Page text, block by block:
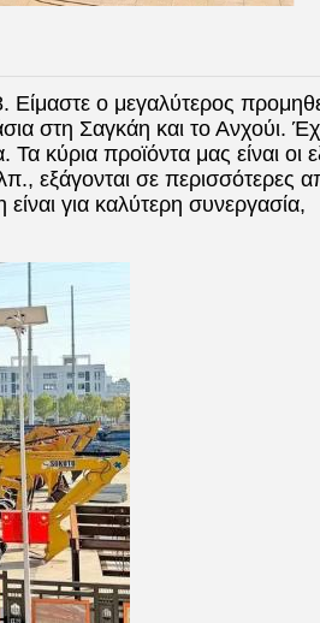
ο μεγαλύτερος
στη Σαγκάη και το Ανχούι.
κύρια προϊόντα μας είναι οι
εξάγονται σε περισσότερες
για καλύτερη συνεργασία,